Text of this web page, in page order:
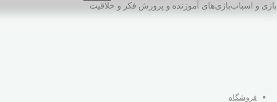
بازی و اسباب‌بازی‌های آموزنده و پرورش فکر و خلاقیت
فروشگاه